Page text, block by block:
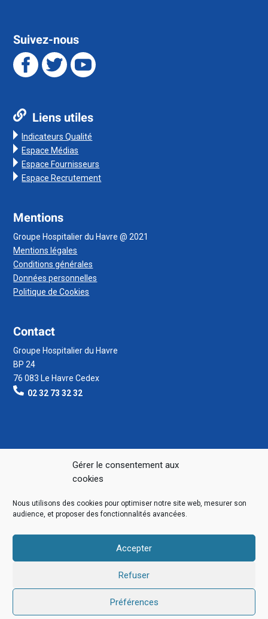
Gérer le consentement aux
cookies
Nous utilisons des cookies pour optimiser notre site web, mesurer son
audience, et proposer des fonctionnalités avancées.
Accepter
Refuser
Préférences
Suivez-nous
Liens utiles
Indicateurs Qualité
Espace Médias
Espace Fournisseurs
Espace Recrutement
Mentions
Groupe Hospitalier du Havre @ 2021
Mentions légales
Conditions générales
Données personnelles
Politique de Cookies
Contact
Groupe Hospitalier du Havre
BP 24
76 083 Le Havre Cedex
02 32 73 32 32